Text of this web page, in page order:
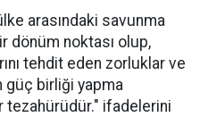
arasındaki savunma
dönüm noktası olup,
tehdit eden zorluklar ve
birliği yapma
tezahürüdür." ifadelerini